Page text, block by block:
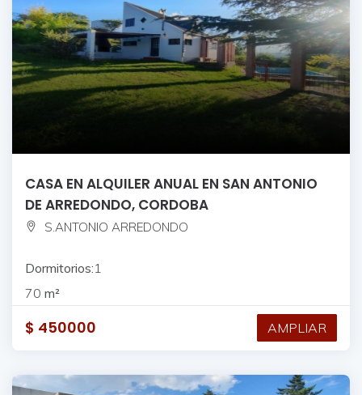
CASA EN ALQUILER ANUAL EN SAN ANTONIO
DE ARREDONDO, CORDOBA
S.ANTONIO ARREDONDO
Dormitorios:1
70 m²
$ 450000 AMPLIAR